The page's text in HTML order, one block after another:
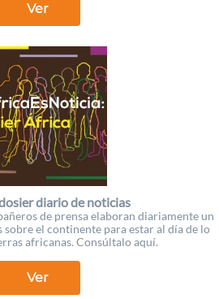
Ver
diario de noticias
de prensa elaboran diariamente un
el continente para estar al día de lo
africanas. Consúltalo aquí.
Ver